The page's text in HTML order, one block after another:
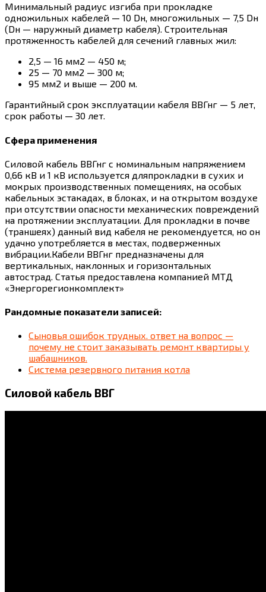
Минимальный радиус изгиба при прокладке
одножильных кабелей — 10 Dн, многожильных — 7,5 Dн
(Dн — наружный диаметр кабеля). Строительная
протяженность кабелей для сечений главных жил:
2,5 — 16 мм2 — 450 м;
25 — 70 мм2 — 300 м;
95 мм2 и выше — 200 м.
Гарантийный срок эксплуатации кабеля ВВГнг — 5 лет,
срок работы — 30 лет.
Сфера применения
Силовой кабель ВВГнг с номинальным напряжением
0,66 кВ и 1 кВ используется дляпрокладки в сухих и
мокрых производственных помещениях, на особых
кабельных эстакадах, в блоках, и на открытом воздухе
при отсутствии опасности механических повреждений
на протяжении эксплуатации. Для прокладки в почве
(траншеях) данный вид кабеля не рекомендуется, но он
удачно употребляется в местах, подверженных
вибрации.Кабели ВВГнг предназначены для
вертикальных, наклонных и горизонтальных
автострад. Статья предоставлена компанией МТД
«Энергорегионкомплект»
Рандомные показатели записей:
Сыновья ошибок трудных. ответ на вопрос —
почему не стоит заказывать ремонт квартиры у
шабашников.
Система резервного питания котла
Силовой кабель ВВГ